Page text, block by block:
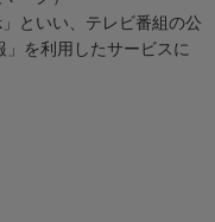
といい、テレビ番組の公
」を利用したサービスに